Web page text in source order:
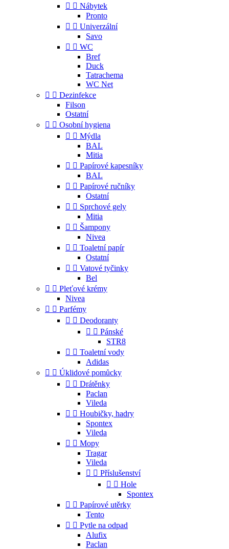
  Nábytek
Pronto
  Univerzální
Savo
  WC
Bref
Duck
Tatrachema
WC Net
  Dezinfekce
Filson
Ostatní
  Osobní hygiena
  Mýdla
BAL
Mitia
  Papírové kapesníky
BAL
  Papírové ručníky
Ostatní
  Sprchové gely
Mitia
  Šampony
Nivea
  Toaletní papír
Ostatní
  Vatové tyčinky
Bel
  Pleťové krémy
Nivea
  Parfémy
  Deodoranty
  Pánské
STR8
  Toaletní vody
Adidas
  Úklidové pomůcky
  Drátěnky
Paclan
Vileda
  Houbičky, hadry
Spontex
Vileda
  Mopy
Tragar
Vileda
  Příslušenství
  Hole
Spontex
  Papírové utěrky
Tento
  Pytle na odpad
Alufix
Paclan